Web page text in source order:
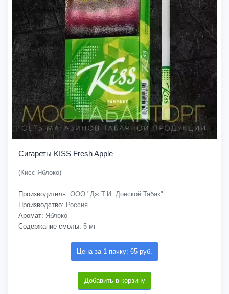
Сигареты KISS Fresh Apple
(Кисс Яблоко)
Производитель: ООО "Дж.Т.И. Донской Табак"
Производство: Россия
Аромат: Яблоко
Содержание смолы: 5 мг
Цена за 1 пачку: 65 руб.
Добавить в корзину